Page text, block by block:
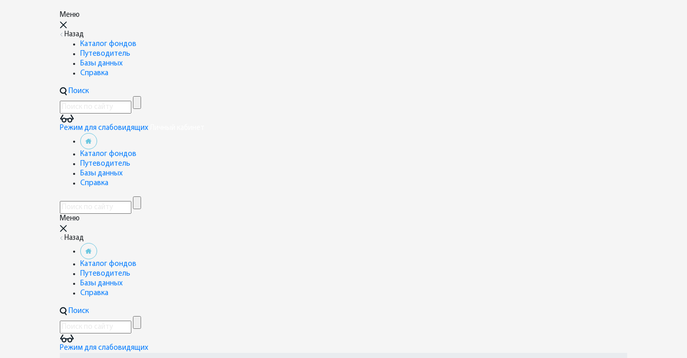
Меню
Назад
Каталог фондов
Путеводитель
Базы данных
Справка
Поиск
Режим для слабовидящих
Каталог фондов
Путеводитель
Базы данных
Справка
Меню
Назад
Каталог фондов
Путеводитель
Базы данных
Справка
Поиск
Режим для слабовидящих